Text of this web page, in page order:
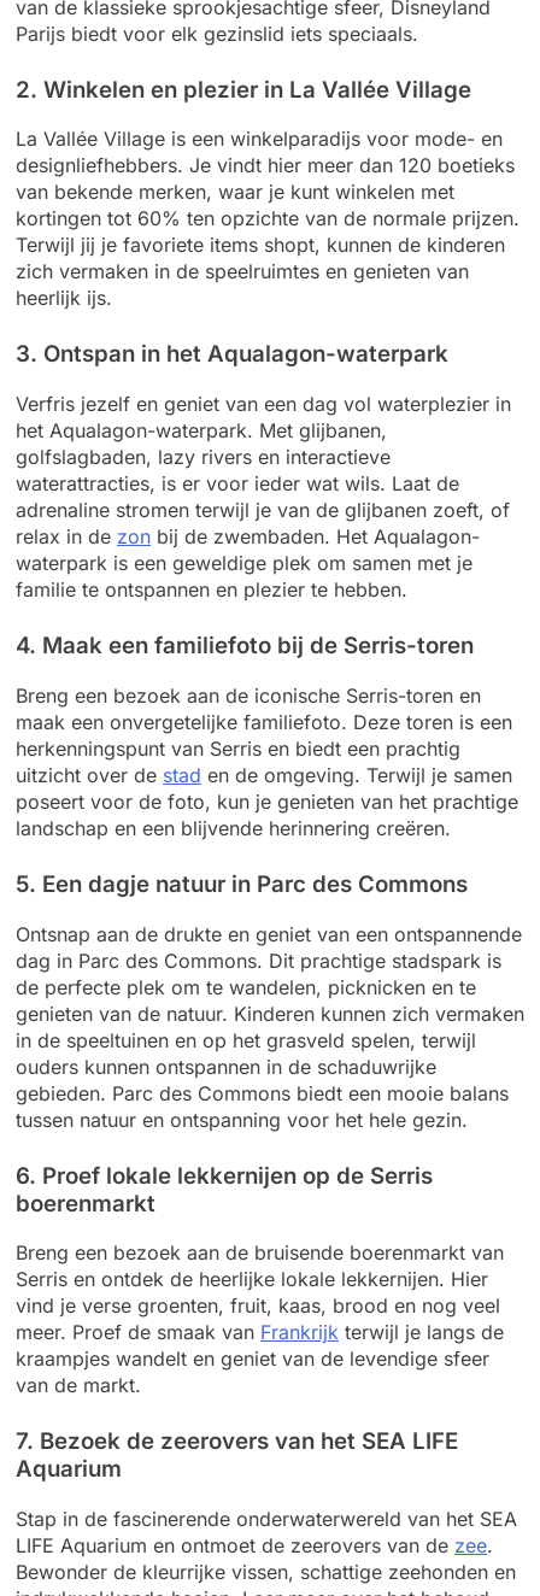
van de klassieke sprookjesachtige sfeer, Disneyland
Parijs biedt voor elk gezinslid iets speciaals.
2. Winkelen en plezier in La Vallée Village
La Vallée Village is een winkelparadijs voor mode- en
designliefhebbers. Je vindt hier meer dan 120 boetieks
van bekende merken, waar je kunt winkelen met
kortingen tot 60% ten opzichte van de normale prijzen.
Terwijl jij je favoriete items shopt, kunnen de kinderen
zich vermaken in de speelruimtes en genieten van
heerlijk ijs.
3. Ontspan in het Aqualagon-waterpark
Verfris jezelf en geniet van een dag vol waterplezier in
het Aqualagon-waterpark. Met glijbanen,
golfslagbaden, lazy rivers en interactieve
waterattracties, is er voor ieder wat wils. Laat de
adrenaline stromen terwijl je van de glijbanen zoeft, of
relax in de zon bij de zwembaden. Het Aqualagon-
waterpark is een geweldige plek om samen met je
familie te ontspannen en plezier te hebben.
4. Maak een familiefoto bij de Serris-toren
Breng een bezoek aan de iconische Serris-toren en
maak een onvergetelijke familiefoto. Deze toren is een
herkenningspunt van Serris en biedt een prachtig
uitzicht over de stad en de omgeving. Terwijl je samen
poseert voor de foto, kun je genieten van het prachtige
landschap en een blijvende herinnering creëren.
5. Een dagje natuur in Parc des Commons
Ontsnap aan de drukte en geniet van een ontspannende
dag in Parc des Commons. Dit prachtige stadspark is
de perfecte plek om te wandelen, picknicken en te
genieten van de natuur. Kinderen kunnen zich vermaken
in de speeltuinen en op het grasveld spelen, terwijl
ouders kunnen ontspannen in de schaduwrijke
gebieden. Parc des Commons biedt een mooie balans
tussen natuur en ontspanning voor het hele gezin.
6. Proef lokale lekkernijen op de Serris
boerenmarkt
Breng een bezoek aan de bruisende boerenmarkt van
Serris en ontdek de heerlijke lokale lekkernijen. Hier
vind je verse groenten, fruit, kaas, brood en nog veel
meer. Proef de smaak van Frankrijk terwijl je langs de
kraampjes wandelt en geniet van de levendige sfeer
van de markt.
7. Bezoek de zeerovers van het SEA LIFE
Aquarium
Stap in de fascinerende onderwaterwereld van het SEA
LIFE Aquarium en ontmoet de zeerovers van de zee.
Bewonder de kleurrijke vissen, schattige zeehonden en